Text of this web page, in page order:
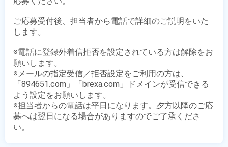
ご応募受付後、担当者から電話で詳細のご説明をいた
します。
※電話に登録外着信拒否を設定されている方は解除をお
願いします。
※メールの指定受信／拒否設定をご利用の方は、
「894651.com」「brexa.com」ドメインが受信できる
よう設定をお願いします。
※担当者からの電話は平日になります。夕方以降のご応
募へは翌日になる場合がありますのでご了承くださ